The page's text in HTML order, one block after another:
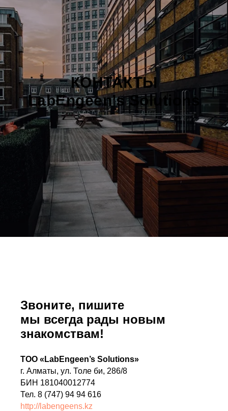
КОНТАКТЫ
LabEngeen’s Solutions
Звоните, пишите
мы всегда рады новым
знакомствам!
ТОО «LabEngeen’s Solutions»
г. Алматы, ул. Толе би, 286/8
БИН 181040012774
Тел. 8 (747) 94 94 616
http://labengeens.kz